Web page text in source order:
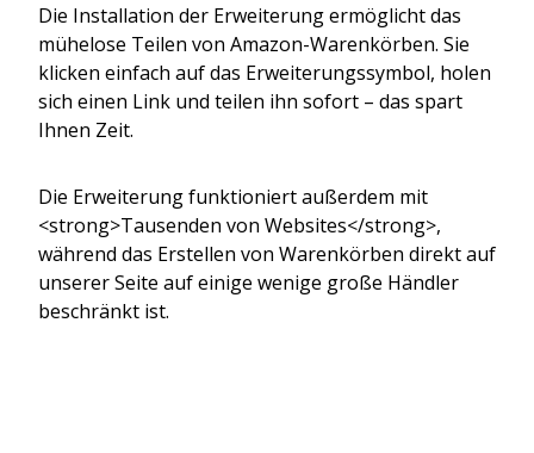
Die Installation der Erweiterung ermöglicht das
mühelose Teilen von Amazon-Warenkörben. Sie
klicken einfach auf das Erweiterungssymbol, holen
sich einen Link und teilen ihn sofort – das spart
Ihnen Zeit.
Die Erweiterung funktioniert außerdem mit
<strong>Tausenden von Websites</strong>,
während das Erstellen von Warenkörben direkt auf
unserer Seite auf einige wenige große Händler
beschränkt ist.